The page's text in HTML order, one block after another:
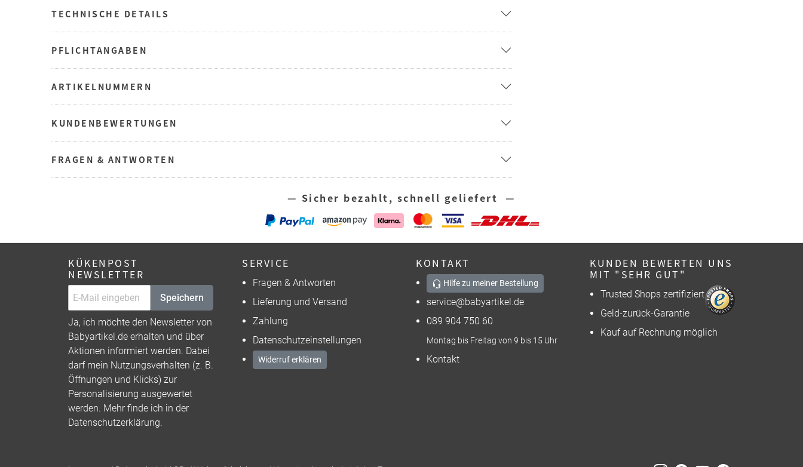
TECHNISCHE DETAILS
PFLICHTANGABEN
ARTIKELNUMMERN
KUNDENBEWERTUNGEN
FRAGEN & ANTWORTEN
— Sicher bezahlt, schnell geliefert —
KÜKENPOST
NEWSLETTER
Speichern
Ja, ich möchte den Newsletter von
Babyartikel.de erhalten und über
Aktionen informiert werden. Dabei
darf mein Nutzungsverhalten (z. B.
Öffnungen und Klicks) zur
Personalisierung ausgewertet
werden. Mehr finde ich in der
Datenschutzerklärung.
SERVICE
Fragen & Antworten
Lieferung und Versand
Zahlung
Datenschutzeinstellungen
Widerruf erklären
KONTAKT
Hilfe zu meiner Bestellung
service@babyartikel.de
089 904 750 60
Montag bis Freitag von 9 bis 15 Uhr
Kontakt
KUNDEN BEWERTEN UNS
MIT "SEHR GUT"
Trusted Shops zertifiziert
Geld-zurück-Garantie
Kauf auf Rechnung möglich